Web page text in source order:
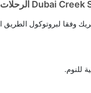
وفقا لبروتوكول الطريق
للنوم.